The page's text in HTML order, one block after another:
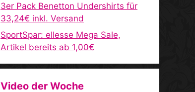
3er Pack Benetton Undershirts für
33,24€ inkl. Versand
SportSpar: ellesse Mega Sale,
Artikel bereits ab 1,00€
Video der Woche